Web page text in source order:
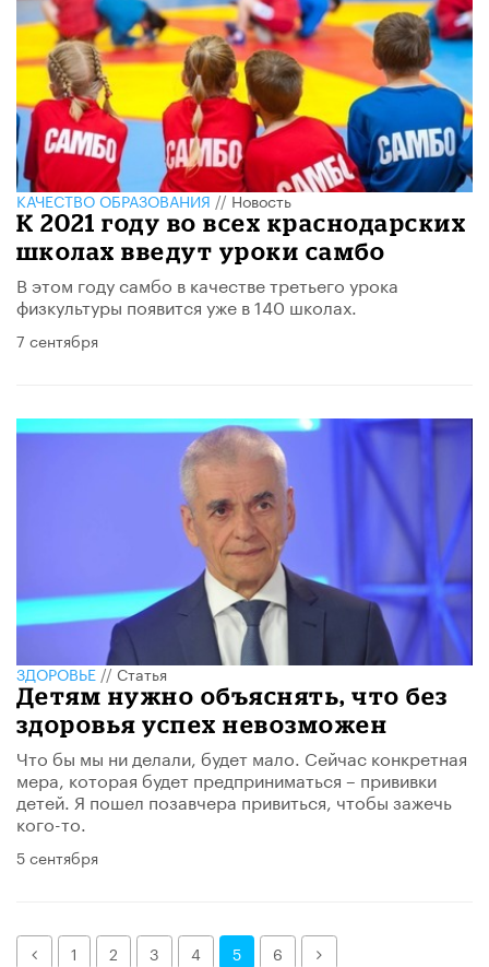
КАЧЕСТВО ОБРАЗОВАНИЯ//Новость
К 2021 году во всех краснодарских
школах введут уроки самбо
В этом году самбо в качестве третьего урока
физкультуры появится уже в 140 школах.
7 сентября
ЗДОРОВЬЕ//Статья
Детям нужно объяснять, что без
здоровья успех невозможен
Что бы мы ни делали, будет мало. Сейчас конкретная
мера, которая будет предприниматься – прививки
детей. Я пошел позавчера привиться, чтобы зажечь
кого-то.
5 сентября
Назад1 2 3 4 5 6 Далее